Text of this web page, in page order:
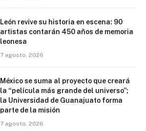
León revive su historia en escena: 90
artistas contarán 450 años de memoria
leonesa
7 agosto, 2026
México se suma al proyecto que creará
la “película más grande del universo”;
la Universidad de Guanajuato forma
parte de la misión
7 agosto, 2026